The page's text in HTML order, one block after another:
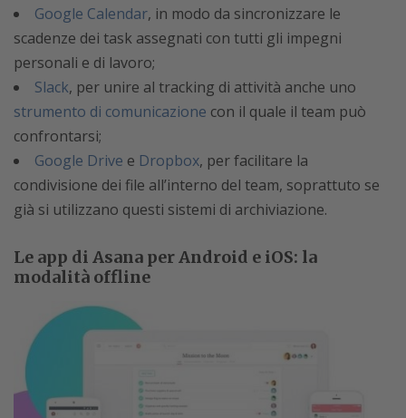
Google Calendar, in modo da sincronizzare le
scadenze dei task assegnati con tutti gli impegni
personali e di lavoro;
Slack, per unire al tracking di attività anche uno
strumento di comunicazione con il quale il team può
confrontarsi;
Google Drive e Dropbox, per facilitare la
condivisione dei file all’interno del team, soprattuto se
già si utilizzano questi sistemi di archiviazione.
Le app di Asana per Android e iOS: la
modalità offline